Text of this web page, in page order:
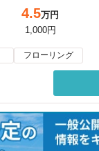
4.5万円
1,000円
フローリング